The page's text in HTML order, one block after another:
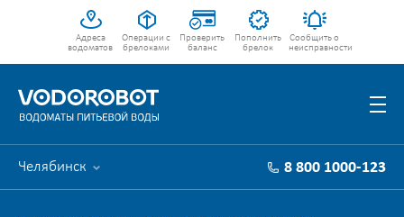
Адреса
водоматов
Операции с
брелоками
Проверить
баланс
Пополнить
брелок
Сообщить о
неисправности
Челябинск 8 800 1000-123